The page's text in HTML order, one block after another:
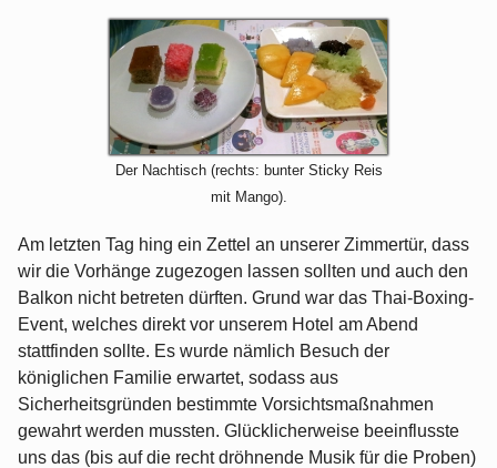
Der Nachtisch (rechts: bunter Sticky Reis
mit Mango).
Am letzten Tag hing ein Zettel an unserer Zimmertür, dass
wir die Vorhänge zugezogen lassen sollten und auch den
Balkon nicht betreten dürften. Grund war das Thai-Boxing-
Event, welches direkt vor unserem Hotel am Abend
stattfinden sollte. Es wurde nämlich Besuch der
königlichen Familie erwartet, sodass aus
Sicherheitsgründen bestimmte Vorsichtsmaßnahmen
gewahrt werden mussten. Glücklicherweise beeinflusste
uns das (bis auf die recht dröhnende Musik für die Proben)